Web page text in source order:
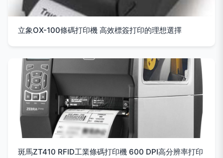
立象OX-100條碼打印機 高效標簽打印的理想選擇
斑馬ZT410 RFID工業條碼打印機 600 DPI高分辨率打印